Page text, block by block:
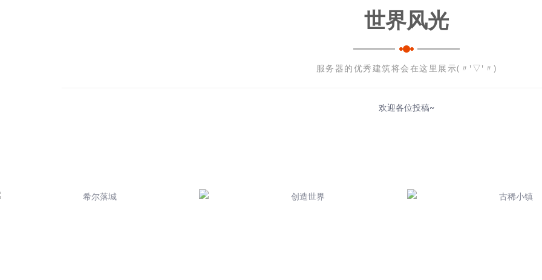
世界风光
服务器的优秀建筑将会在这里展示(〃'▽'〃)
欢迎各位投稿~